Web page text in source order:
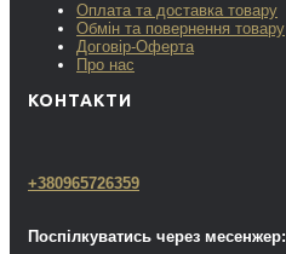
Оплата та доставка товару
Обмін та повернення товару
Договір-Оферта
Про нас
КОНТАКТИ
+380965726359
Поспілкуватись через месенжер: